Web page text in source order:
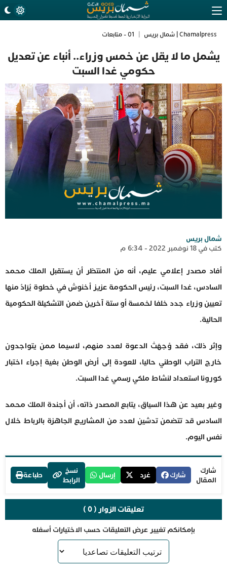
Chamalpress | شمال بريس 01 - متابعات
يشمل ما لا يقل عن خمس وزراء.. أنباء عن تعديل
حكومي غدا السبت
شمال بريس
كتب في 18 نوفمبر 2022 - 6:34 م
أفاد مصدر إعلامي عليم، أنه من المنتظر أن يستقبل الملك محمد
السادس، غدا السبت، رئيس الحكومة عزيز أخنوش في خطوة يُرَادُ منها
تعيين وزراء جدد خلفا لخمسة أو ستة آخرين ضمن التشكيلة الحكومية
الحالية.
وإثر ذلك، فقد وُجهَتْ الدعوة لعدد منهم، لاسيما ممن يتواجدون
خارج التراب الوطني حاليا، للعودة إلى أرض الوطن بغية إجراء اختبار
كورونا استعداد لنشاط ملكي رسمي غدا السبت.
وغير بعيد عن هذا السياق، يتابع المصدر ذاته، أن أجندة الملك محمد
السادس قد تتضمن تدشين لعدد من المشاريع الجاهزة بالرباط خلال
نفس اليوم.
شارك
المقال
شارك غرد إرسال
نسخ
الرابط
طباعة
تعليقات الزوار ( 0 )
بإمكانكم تغيير عرض التعليقات حسب الاختيارات أسفله